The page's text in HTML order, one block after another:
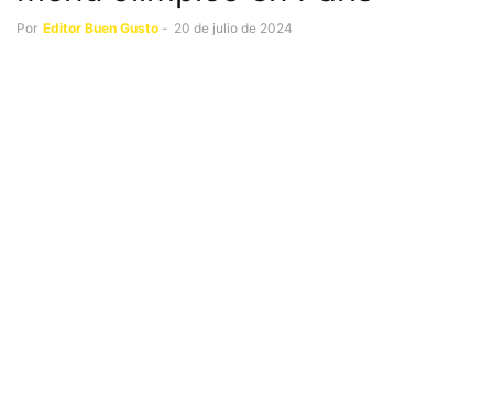
Por Editor Buen Gusto - 20 de julio de 2024